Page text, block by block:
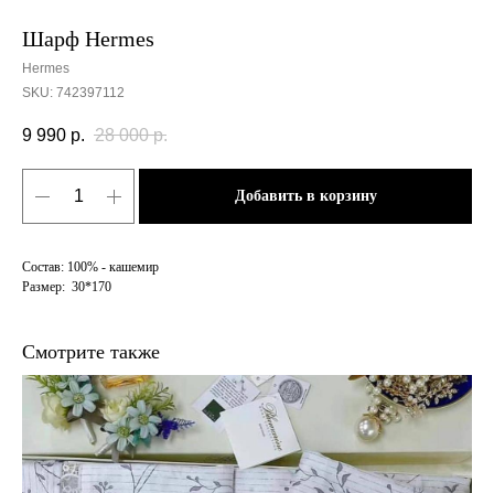
Шарф Hermes
Hermes
SKU: 742397112
9 990 р. 28 000 р.
Добавить в корзину
Состав: 100% - кашемир
Размер: 30*170
Смотрите также